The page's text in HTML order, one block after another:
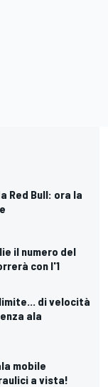
Red Bull: ora la
il numero del
con l'1
di velocità
ala
mobile
a vista!